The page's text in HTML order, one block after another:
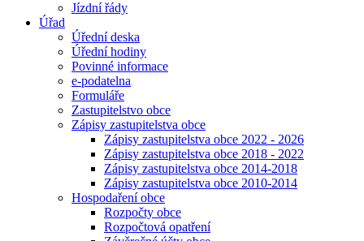
Jízdní řády
Úřad
Úřední deska
Úřední hodiny
Povinné informace
e-podatelna
Formuláře
Zastupitelstvo obce
Zápisy zastupitelstva obce
Zápisy zastupitelstva obce 2022 - 2026
Zápisy zastupitelstva obce 2018 - 2022
Zápisy zastupitelstva obce 2014-2018
Zápisy zastupitelstva obce 2010-2014
Hospodaření obce
Rozpočty obce
Rozpočtová opatření